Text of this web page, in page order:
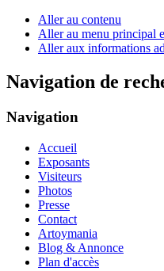
Aller au contenu
Aller au menu principal
Aller aux informations
Navigation de
Navigation
Accueil
Exposants
Visiteurs
Photos
Presse
Contact
Artoymania
Blog & Annonce
Plan d'accès